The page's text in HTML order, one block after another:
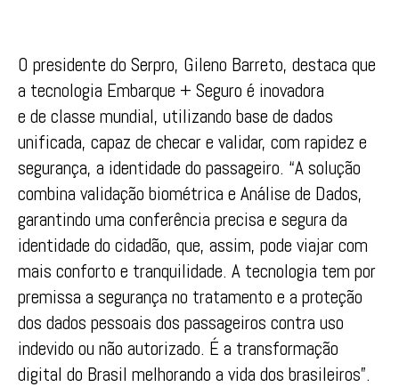
O presidente do Serpro, Gileno Barreto, destaca que
a tecnologia Embarque + Seguro é inovadora
e de classe mundial, utilizando base de dados
unificada, capaz de checar e validar, com rapidez e
segurança, a identidade do passageiro. “A solução
combina validação biométrica e Análise de Dados,
garantindo uma conferência precisa e segura da
identidade do cidadão, que, assim, pode viajar com
mais conforto e tranquilidade. A tecnologia tem por
premissa a segurança no tratamento e a proteção
dos dados pessoais dos passageiros contra uso
indevido ou não autorizado. É a transformação
digital do Brasil melhorando a vida dos brasileiros”.